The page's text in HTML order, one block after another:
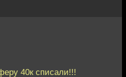
40к списали!!!